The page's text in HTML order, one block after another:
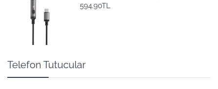
Çakmak Kablosu 30cm
594.90TL
Telefon Tutucular